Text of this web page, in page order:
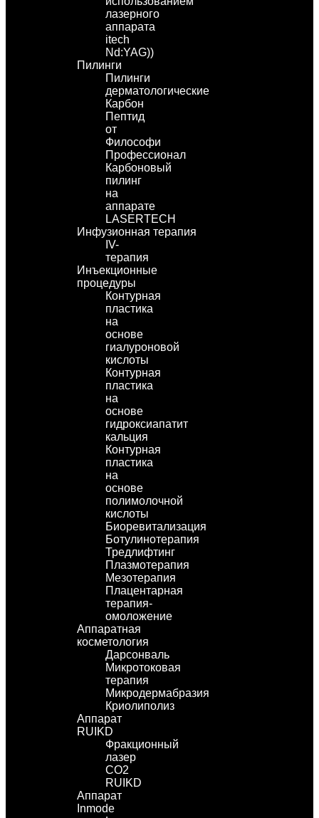
лазерного
аппарата
itech
Nd:YAG))
Пилинги
Пилинги
дерматологические
Карбон
Пептид
от
Философи
Профессионал
Карбоновый
пилинг
на
аппарате
LASERTECH
Инфузионная терапия
IV-
терапия
Инъекционные
процедуры
Контурная
пластика
на
основе
гиалуроновой
кислоты
Контурная
пластика
на
основе
гидроксиапатит
кальция
Контурная
пластика
на
основе
полимолочной
кислоты
Биоревитализация
Ботулинотерапия
Тредлифтинг
Плазмотерапия
Мезотерапия
Плацентарная
терапия-
омоложение
Аппаратная
косметология
Дарсонваль
Микротоковая
терапия
Микродермабразия
Криолиполиз
Аппарат
RUIKD
Фракционный
лазер
СО2
RUIKD
Аппарат
Inmode